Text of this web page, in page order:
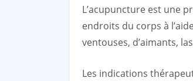
L’acupuncture est une
endroits du corps à
ventouses, d’aimants,
Les indications